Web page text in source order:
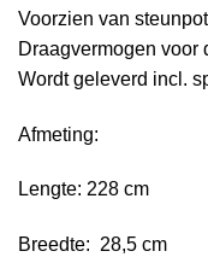
Voorzien van
Draagvermogen voor
Wordt geleverd incl.
Afmeting:
Lengte: 228 cm
Breedte: 28,5 cm